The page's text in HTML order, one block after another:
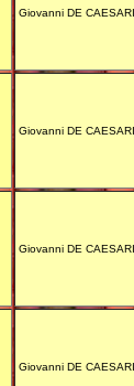
Giovanni DE
Giovanni DE
Giovanni DE
Giovanni DE